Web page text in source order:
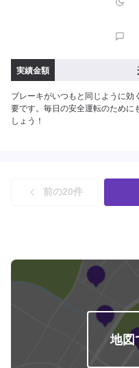
実績金額
ブレーキがいつもと同じように
要です。毎日の安全運転のために
しょう！
前の20件
地図